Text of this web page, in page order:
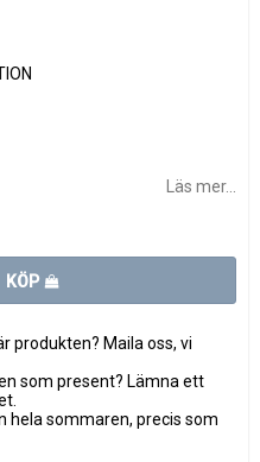
Läs mer...
KÖP
produkten? Maila oss, vi
som present? Lämna ett
hela sommaren, precis som